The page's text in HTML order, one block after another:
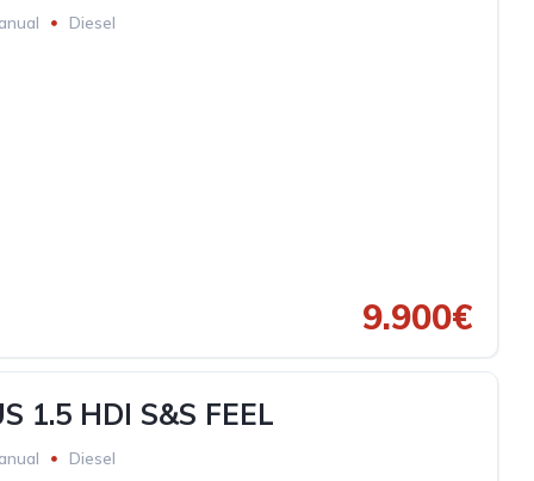
Diesel
9.900€
1.5 HDI S&S FEEL
Diesel